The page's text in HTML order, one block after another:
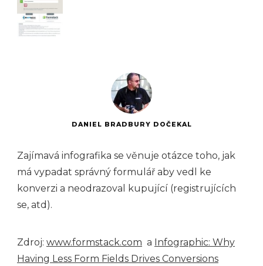
DANIEL BRADBURY DOČEKAL
Zajímavá infografika se věnuje otázce toho, jak
má vypadat správný formulář aby vedl ke
konverzi a neodrazoval kupující (registrujících
se, atd).
Zdroj: www.formstack.com a Infographic: Why
Having Less Form Fields Drives Conversions